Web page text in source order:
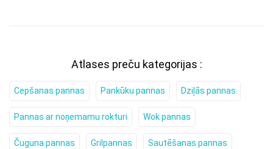
Atlases preču kategorijas :
Cepšanas pannas Pankūku pannas Dziļās pannas
Pannas ar noņemamu rokturi Wok pannas
Čuguna pannas Grilpannas Sautēšanas pannas